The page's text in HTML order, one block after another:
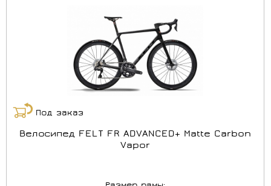
Под заказ
Велосипед FELT FR ADVANCED+ Matte Carbon
Vapor